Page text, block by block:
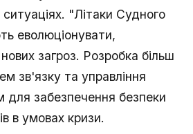
"Літаки Судного
еволюціонувати,
загроз. Розробка більш
зв'язку та управління
для забезпечення безпеки
в умовах кризи.